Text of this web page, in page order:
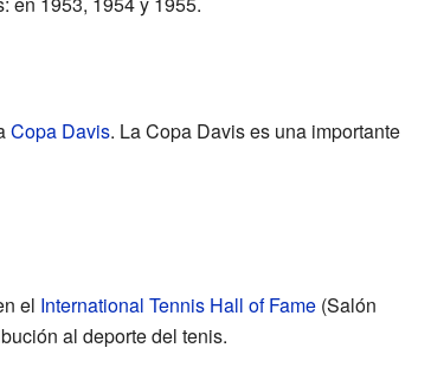
Copa Davis. La Copa Davis es una importante
el International Tennis Hall of Fame(Salón
al deporte del tenis.